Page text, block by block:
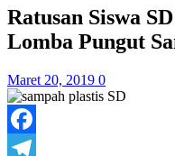
Ratusan Siswa
Lomba Pungut
Maret 20, 2019 0
Facebook